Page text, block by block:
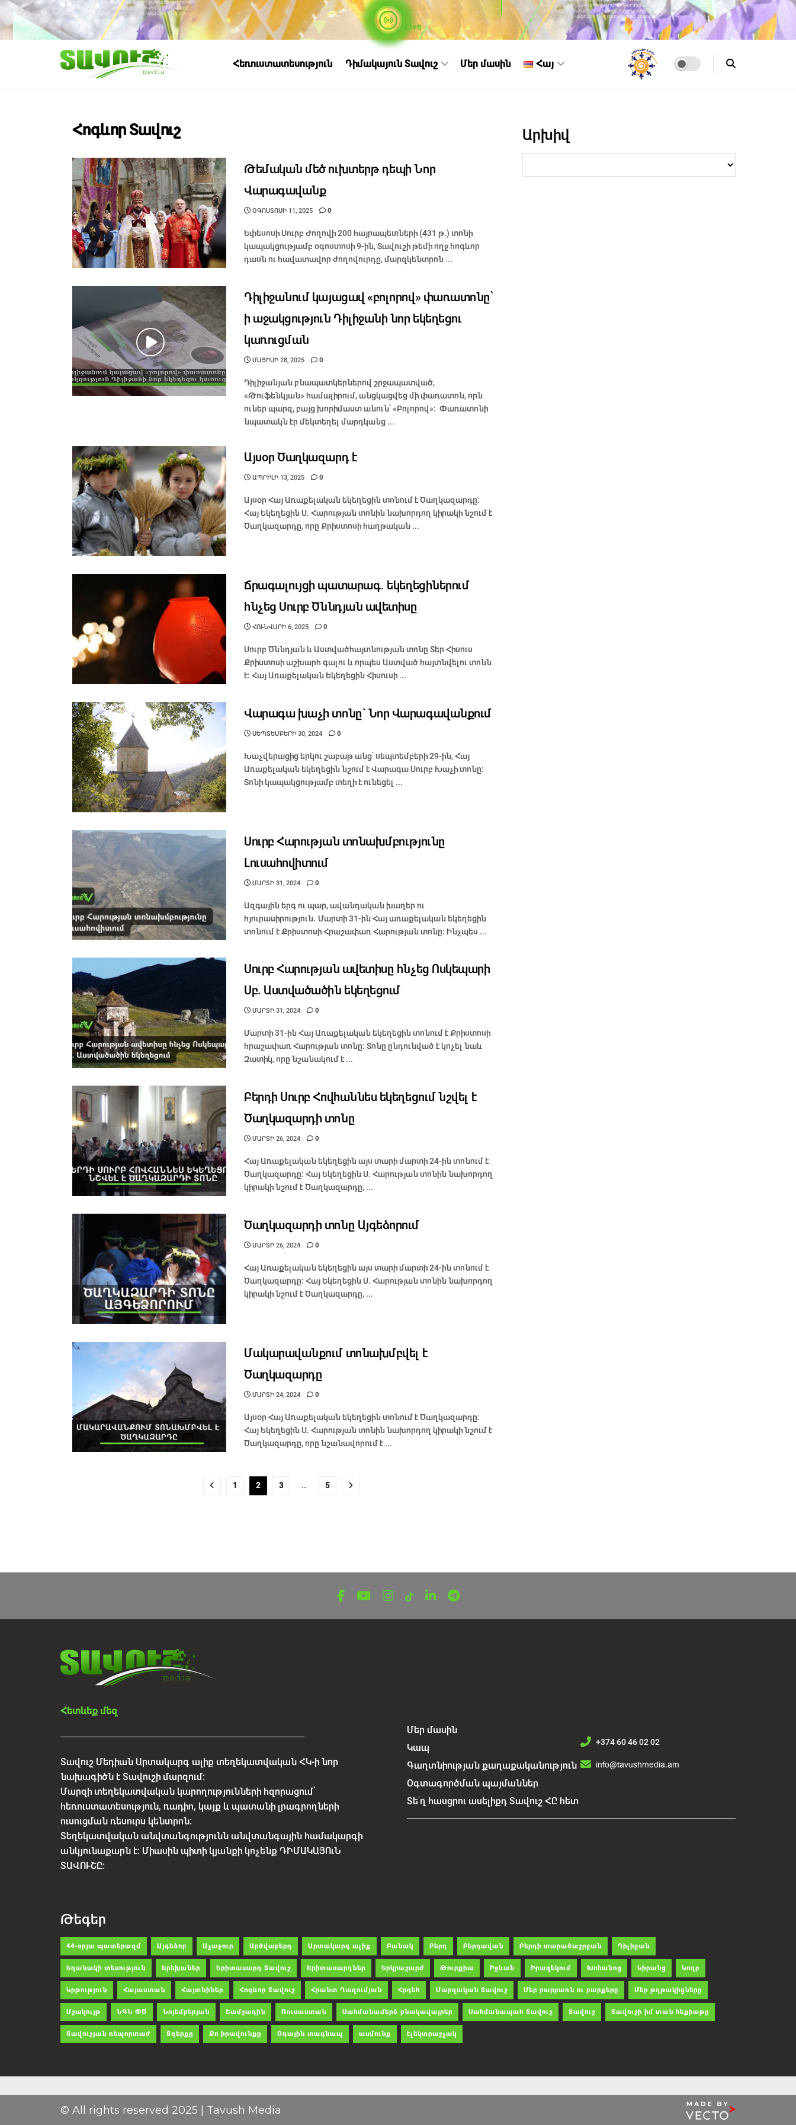
Live
Հեռուստատեսություն Դիմակայուն Տավուշ Մեր մասին Հայ
Հոգևոր Տավուշ
Թեմական մեծ ուխտերթ դեպի Նոր
Վարագավանք
ՕԳՈՍՏՈՍԻ 11, 2025 0
Եփեսոսի Սուրբ Ժողովի 200 հայրապետների (431 թ.) տոնի
կապակցությամբ օգոստոսի 9-ին, Տավուշի թեմի ողջ հոգևոր
դասն ու հավատավոր ժողովուրդը, մարզկենտրոն ...
Դիլիջանում կայացավ «բոլորով» փառատոնը՝
ի աջակցություն Դիլիջանի նոր եկեղեցու
կառուցման
ՄԱՅԻՍԻ 28, 2025 0
Դիլիջանյան բնապատկերներով շրջապատված,
«Թուֆենկյան» համալիրում, անցկացվեց մի փառատոն, որն
ուներ պարզ, բայց խորիմաստ անուն՝ «Բոլորով»։ Փառատոնի
նպատակն էր մեկտեղել մարդկանց ...
Այսօր Ծաղկազարդ է
ԱՊՐԻԼԻ 13, 2025 0
Այսօր Հայ Առաքելական եկեղեցին տոնում է Ծաղկազարդը:
Հայ Եկեղեցին Ս. Հարության տոնին նախորդող կիրակի նշում է
Ծաղկազարդը, որը Քրիստոսի հաղթական ...
Ճրագալույցի պատարագ․ եկեղեցիներում
հնչեց Սուրբ Ծննդյան ավետիսը
ՀՈՒՆՎԱՐԻ 6, 2025 0
Սուրբ Ծննդյան և Աստվածհայտնության տոնը Տեր Հիսուս
Քրիստոսի աշխարհ գալու և որպես Աստված հայտնվելու տոնն
է։ Հայ Առաքելական Եկեղեցին Հիսուսի ...
Վարագա խաչի տոնը` Նոր Վարագավանքում
ՍԵՊՏԵՄԲԵՐԻ 30, 2024 0
Խաչվերացից երկու շաբաթ անց՝ սեպտեմբերի 29-ին, Հայ
Առաքելական եկեղեցին նշում է Վարագա Սուրբ Խաչի տոնը:
Տոնի կապակցությամբ տեղի է ունեցել ...
Սուրբ Հարության տոնախմբությունը
Լուսահովիտում
ՄԱՐՏԻ 31, 2024 0
Ազգային երգ ու պար, ավանդական խաղեր ու
հյուրասիրություն․ Մարտի 31-ին Հայ առաքելական եկեղեցին
տոնում է Քրիստոսի Հրաշափառ Հարության տոնը։ Ինչպես ...
Սուրբ Հարության ավետիսը հնչեց Ոսկեպարի
Սբ. Աստվածածին եկեղեցում
ՄԱՐՏԻ 31, 2024 0
Մարտի 31-ին Հայ Առաքելական եկեղեցին տոնում է Քրիստոսի
հրաշափառ Հարության տոնը: Տոնը ընդունված է կոչել նաև
Զատիկ, որը նշանակում է ...
Բերդի Սուրբ Հովհաննես եկեղեցում նշվել է
Ծաղկազարդի տոնը
ՄԱՐՏԻ 26, 2024 0
Հայ Առաքելական եկեղեցին այս տարի մարտի 24-ին տոնում է
Ծաղկազարդը: Հայ Եկեղեցին Ս. Հարության տոնին նախորդող
կիրակի նշում է Ծաղկազարդը, ...
Ծաղկազարդի տոնը Այգեձորում
ՄԱՐՏԻ 26, 2024 0
Հայ Առաքելական եկեղեցին այս տարի մարտի 24-ին տոնում է
Ծաղկազարդը: Հայ Եկեղեցին Ս. Հարության տոնին նախորդող
կիրակի նշում է Ծաղկազարդը, ...
Մակարավանքում տոնախմբվել է
Ծաղկազարդը
ՄԱՐՏԻ 24, 2024 0
Այսօր Հայ Առաքելական եկեղեցին տոնում է Ծաղկազարդը:
Հայ Եկեղեցին Ս. Հարության տոնին նախորդող կիրակի նշում է
Ծաղկազարդը, որը նշանավորում է ...
1 2 3 … 5
Արխիվ
Հետևեք մեզ
Տավուշ Մեդիան Արտակարգ ալիք տեղեկատվական ՀԿ-ի նոր
նախագիծն է Տավուշի մարզում:
Մարզի տեղեկատվական կարողությունների հզորացում՝
հեռուստատեսություն, ռադիո, կայք և պատանի լրագրողների
ուսուցման ռեսուրս կենտրոն:
Տեղեկատվական անվտանգությունն անվտանգային համակարգի
անկյունաքարն է: Միասին պիտի կյանքի կոչենք ԴԻՄԱԿԱՅՈւՆ
ՏԱՎՈՒՇԸ:
Մեր մասին
Կապ
Գաղտնիության քաղաքականություն
Օգտագործման պայմաններ
Տե՛ղ հասցրու ասելիքդ Տավուշ ՀԸ հետ
+374 60 46 02 02
info@tavushmedia.am
Թեգեր
44-օրյա պատերազմ Այգեձոր Աչաջուր Արծվաբերդ Արտակարգ ալիք Բանակ Բերդ Բերդավան Բերդի տարածաշրջան Դիլիջան
Եղանակի տեսություն Երեխաներ Երիտասարդ Տավուշ Երիտասարդներ Երկրաշարժ Թուրքիա Իջևան Իրազեկում Խոհանոց Կիրանց Կողբ
Կրթություն Հայաստան Հայտնիներ Հոգևոր Տավուշ Հրանտ Ղազումյան Հրդեհ Մարզական Տավուշ Մեր բարբառն ու բարքերը Մեր թղթակիցները
Մշակույթ ՆԳՆ ՓԾ Նոյեմբերյան Շամշադին Ռուսաստան Սահմանամերձ բնակավայրեր Սահմանապահ Տավուշ Տավուշ Տավուշի իմ տան հեքիաթը
Տավուշյան ռեպորտաժ Տղերքը Քո իրավունքը Օդային տագնապ ասմունք էլեկտրաշչակ
© All rights reserved 2025 | Tavush Media